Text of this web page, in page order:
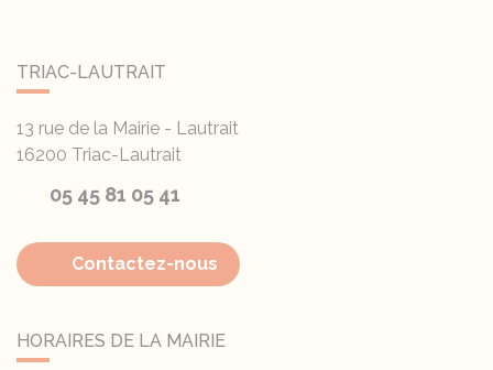
TRIAC-LAUTRAIT
13 rue de la Mairie - Lautrait
16200 Triac-Lautrait
05 45 81 05 41
Contactez-nous
HORAIRES DE LA MAIRIE